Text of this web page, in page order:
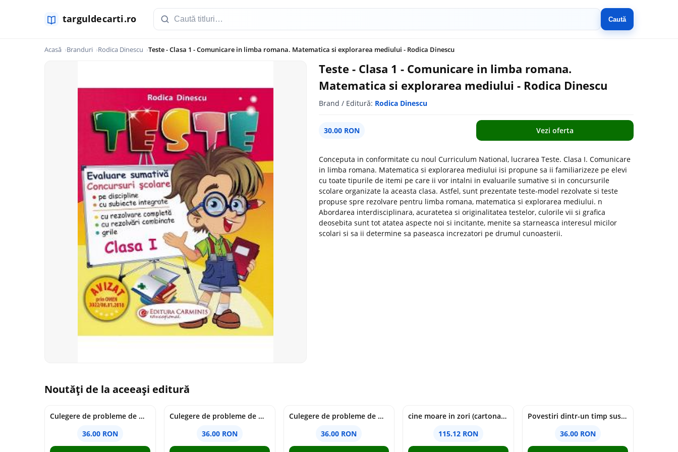
Caută
Acasă Branduri Rodica Dinescu Teste - Clasa 1 - Comunicare in limba romana. Matematica si explorarea mediului - Rodica Dinescu
Teste - Clasa 1 - Comunicare in limba romana.
Matematica si explorarea mediului - Rodica Dinescu
Brand / Editură: Rodica Dinescu
30.00 RON Vezi oferta
Conceputa in conformitate cu noul Curriculum National, lucrarea Teste. Clasa I. Comunicare
in limba romana. Matematica si explorarea mediului isi propune sa ii familiarizeze pe elevi
cu toate tipurile de itemi pe care ii vor intalni in evaluarile sumative si in concursurile
scolare organizate la aceasta clasa. Astfel, sunt prezentate teste-model rezolvate si teste
propuse spre rezolvare pentru limba romana, matematica si explorarea mediului. n
Abordarea interdisciplinara, acuratetea si originalitatea testelor, culorile vii si grafica
deosebita sunt tot atatea aspecte noi si incitante, menite sa starneasca interesul micilor
scolari si sa ii determine sa paseasca increzatori pe drumul cunoasterii.
Noutăți de la aceeași editură
Culegere de probleme de matematica - Clasa 7 - Ioana Monalisa Manea
36.00 RON
Culegere de probleme de matematica - Clasa 6 - Ioana Monalisa Manea, Cristina Neagoe
36.00 RON
Culegere de probleme de matematica - Clasa 5 - Ioana Monalisa Manea, Cristina Neagoe
36.00 RON
cine moare in zori (cartonata) - holly jackson
115.12 RON
Povestiri dintr-un timp suspendat - Simona Mihutiu
36.00 RON